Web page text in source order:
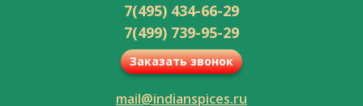
7(495) 434-66-29
7(499) 739-95-29
Заказать звонок
mail@indianspices.ru